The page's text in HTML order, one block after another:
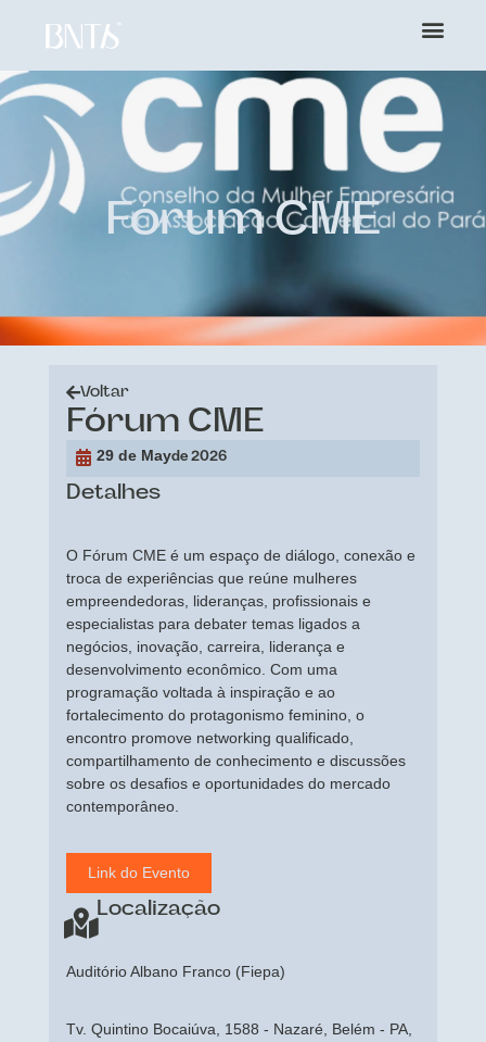
Fórum CME
Voltar
Fórum CME
29 de Mayde 2026
Detalhes
O Fórum CME é um espaço de diálogo, conexão e
troca de experiências que reúne mulheres
empreendedoras, lideranças, profissionais e
especialistas para debater temas ligados a
negócios, inovação, carreira, liderança e
desenvolvimento econômico. Com uma
programação voltada à inspiração e ao
fortalecimento do protagonismo feminino, o
encontro promove networking qualificado,
compartilhamento de conhecimento e discussões
sobre os desafios e oportunidades do mercado
contemporâneo.
Link do Evento
Localização
Auditório Albano Franco (Fiepa)
Tv. Quintino Bocaiúva, 1588 - Nazaré, Belém - PA,